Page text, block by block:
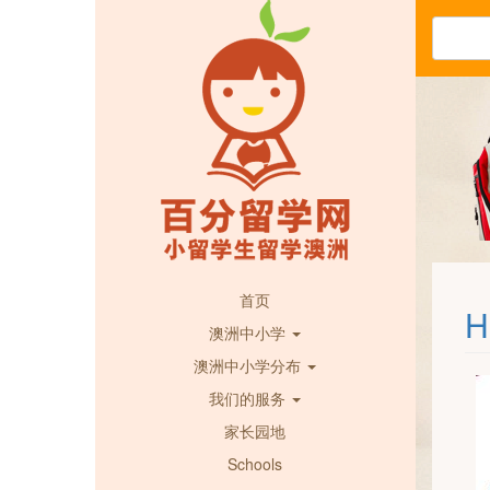
首页
澳洲中小学
澳洲中小学分布
我们的服务
家长园地
Schools